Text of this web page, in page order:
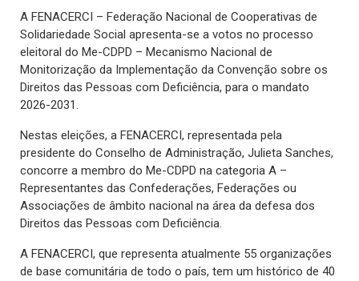
A FENACERCI – Federação Nacional de Cooperativas de
Solidariedade Social apresenta-se a votos no processo
eleitoral do Me-CDPD – Mecanismo Nacional de
Monitorização da Implementação da Convenção sobre os
Direitos das Pessoas com Deficiência, para o mandato
2026-2031.
Nestas eleições, a FENACERCI, representada pela
presidente do Conselho de Administração, Julieta Sanches,
concorre a membro do Me-CDPD na categoria A –
Representantes das Confederações, Federações ou
Associações de âmbito nacional na área da defesa dos
Direitos das Pessoas com Deficiência.
A FENACERCI, que representa atualmente 55 organizações
de base comunitária de todo o país, tem um histórico de 40